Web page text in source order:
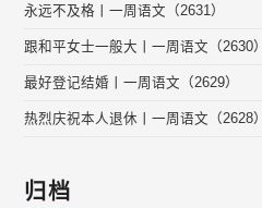
永远不及格丨一周语文（2631）
跟和平女士一般大丨一周语文（2630）
最好登记结婚丨一周语文（2629）
热烈庆祝本人退休丨一周语文（2628）
归档